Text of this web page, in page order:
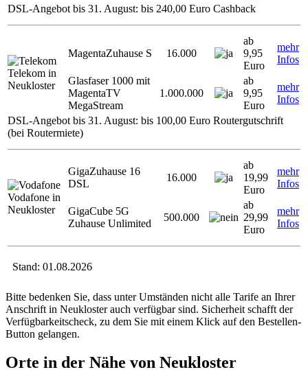
DSL-Angebot bis 31. August: bis 240,00 Euro Cashback
Telekom in
Neukloster
MagentaZuhause S 16.000
ab
9,95
Euro
mehr
Infos
Glasfaser 1000 mit
MagentaTV
MegaStream
1.000.000
ab
9,95
Euro
mehr
Infos
DSL-Angebot bis 31. August: bis 100,00 Euro Routergutschrift
(bei Routermiete)
Vodafone in
Neukloster
GigaZuhause 16
DSL
16.000
ab
19,99
Euro
mehr
Infos
GigaCube 5G
Zuhause Unlimited
500.000
ab
29,99
Euro
mehr
Infos
Stand: 01.08.2026
Bitte bedenken Sie, dass unter Umständen nicht alle Tarife an Ihrer
Anschrift in Neukloster auch verfügbar sind. Sicherheit schafft der
Verfügbarkeitscheck, zu dem Sie mit einem Klick auf den Bestellen-
Button gelangen.
Orte in der Nähe von Neukloster